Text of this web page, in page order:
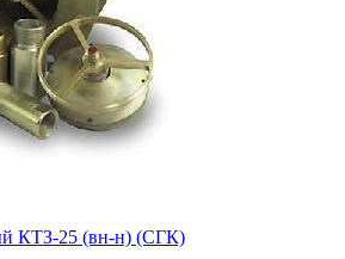
КТЗ-25 (вн-н) (СГК)